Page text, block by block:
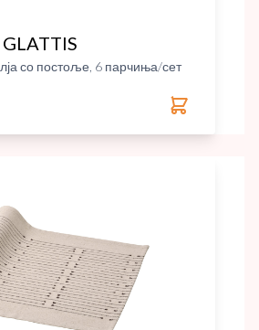
GLATTIS
со постоље, 6 парчиња/сет